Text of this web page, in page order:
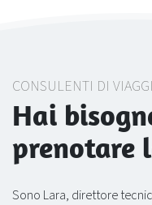
CONSULENTI DI
Hai
prenotare
Sono Lara, direttore